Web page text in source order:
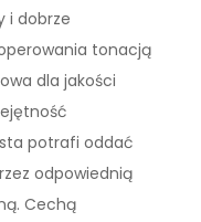
i dobrze
tonacją
dla jakości
potrafi oddać
odpowiednią
Cechą